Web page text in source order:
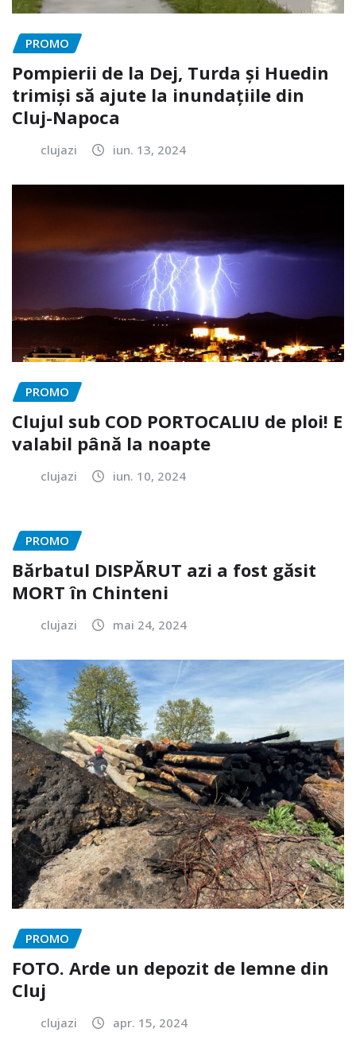
PROMO
Pompierii de la Dej, Turda și Huedin
trimiși să ajute la inundațiile din
Cluj-Napoca
clujazi iun. 13, 2024
PROMO
Clujul sub COD PORTOCALIU de ploi! E
valabil până la noapte
clujazi iun. 10, 2024
PROMO
Bărbatul DISPĂRUT azi a fost găsit
MORT în Chinteni
clujazi mai 24, 2024
PROMO
FOTO. Arde un depozit de lemne din
Cluj
clujazi apr. 15, 2024